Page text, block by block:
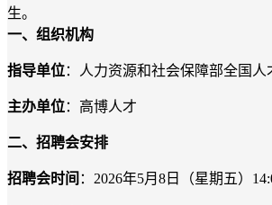
生。
一、组织机构
指导单位：人力资源和社会保障部全国人
主办单位：高博人才
二、招聘会安排
招聘会时间 ： 2026年5月8日（星期五）